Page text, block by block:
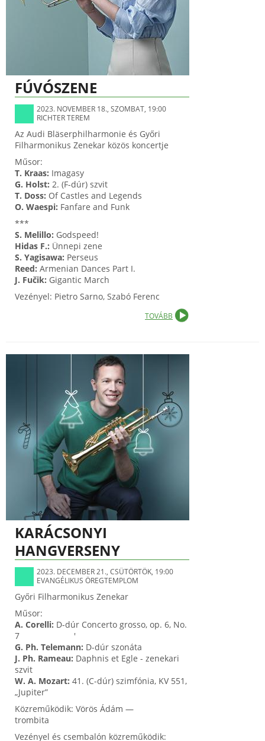
FÚVÓSZENE
2023. NOVEMBER 18., SZOMBAT, 19:00
RICHTER TEREM
Az Audi Bläserphilharmonie és Győri
Filharmonikus Zenekar közös koncertje
Műsor:
T. Kraas: Imagasy
G. Holst: 2. (F-dúr) szvit
T. Doss: Of Castles and Legends
O. Waespi: Fanfare and Funk
***
S. Melillo: Godspeed!
Hidas F.: Ünnepi zene
S. Yagisawa: Perseus
Reed: Armenian Dances Part I.
J. Fučik: Gigantic March
Vezényel: Pietro Sarno, Szabó Ferenc
TOVÁBB
KARÁCSONYI
HANGVERSENY
2023. DECEMBER 21., CSÜTÖRTÖK, 19:00
EVANGÉLIKUS ÖREGTEMPLOM
Győri Filharmonikus Zenekar
Műsor:
A. Corelli: D-dúr Concerto grosso, op. 6, No.
7 '
G. Ph. Telemann: D-dúr szonáta
J. Ph. Rameau: Daphnis et Egle - zenekari
szvit
W. A. Mozart: 41. (C-dúr) szimfónia, KV 551,
„Jupiter”
Közreműködik: Vörös Ádám —
trombita
Vezényel és csembalón közreműködik: